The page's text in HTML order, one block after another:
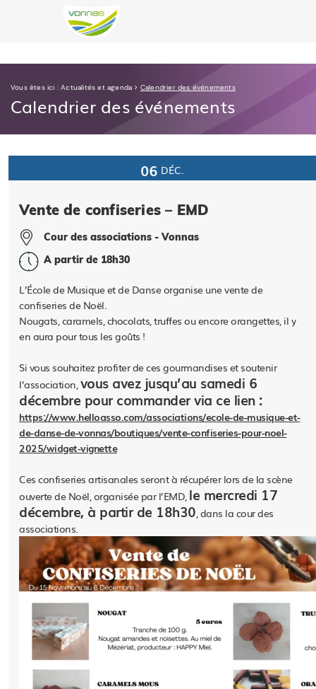
Vous êtes ici :Actualités et agenda > Calendrier des événements
Calendrier des événements
06 DÉC.
Vente de confiseries – EMD
Cour des associations - Vonnas
A partir de 18h30
L’École de Musique et de Danse organise une vente de
confiseries de Noël.
Nougats, caramels, chocolats, truffes ou encore orangettes, il y
en aura pour tous les goûts !
Si vous souhaitez profiter de ces gourmandises et soutenir
l’association,vous avez jusqu’au samedi 6
décembre pour commander via ce lien :
https://www.helloasso.com/associations/ecole-de-musique-et-
de-danse-de-vonnas/boutiques/vente-confiseries-pour-noel-
2025/widget-vignette
Ces confiseries artisanales seront à récupérer lors de la scène
ouverte de Noël, organisée par l’EMD, le mercredi 17
décembre, à partir de 18h30, dans la cour des
associations.